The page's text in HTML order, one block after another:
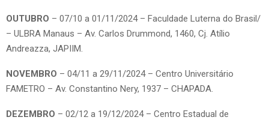
OUTUBRO – 07/10 a 01/11/2024 – Faculdade Luterna do Brasil/
– ULBRA Manaus – Av. Carlos Drummond, 1460, Cj. Atílio
Andreazza, JAPIIM.
NOVEMBRO – 04/11 a 29/11/2024 – Centro Universitário
FAMETRO – Av. Constantino Nery, 1937 – CHAPADA.
DEZEMBRO – 02/12 a 19/12/2024 – Centro Estadual de